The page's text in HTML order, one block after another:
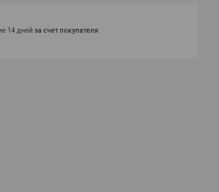
14 дней за счет покупателя